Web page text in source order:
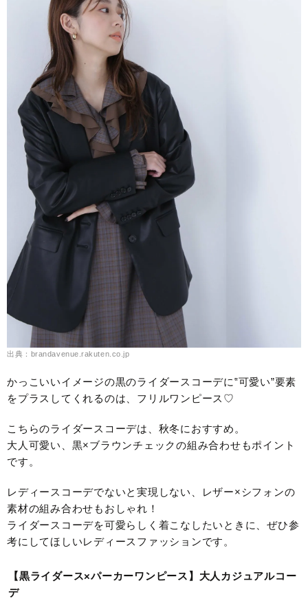
出典：brandavenue.rakuten.co.jp
かっこいいイメージの黒のライダースコーデに‟可愛い”要素
をプラスしてくれるのは、フリルワンピース♡
こちらのライダースコーデは、秋冬におすすめ。
大人可愛い、黒×ブラウンチェックの組み合わせもポイント
です。
レディースコーデでないと実現しない、レザー×シフォンの
素材の組み合わせもおしゃれ！
ライダースコーデを可愛らしく着こなしたいときに、ぜひ参
考にしてほしいレディースファッションです。
【黒ライダース×パーカーワンピース】大人カジュアルコー
デ